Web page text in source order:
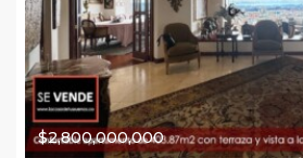
$2,800,000,000